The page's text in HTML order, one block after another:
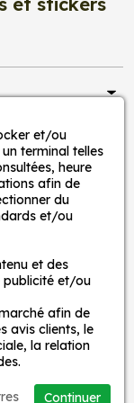
à
pour décorer
zen et
peuvent
les miroirs ou
être utilisés
et
être
meubles ou
de stickers
de ma
Facebook
et/ou
terminal telles
heure
afin de
du
et/ou
et des
publicité et/ou
afin de
avis clients, le
la relation
Continuer